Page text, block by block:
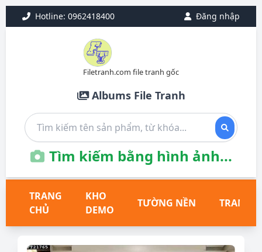
Hotline: 0962418400 Đăng nhập
Filetranh.com file tranh gốc
Albums File Tranh
Tìm kiếm bằng hình ảnh...
TRANG
CHỦ
KHO
DEMO
TƯỜNG NỀN TRANH